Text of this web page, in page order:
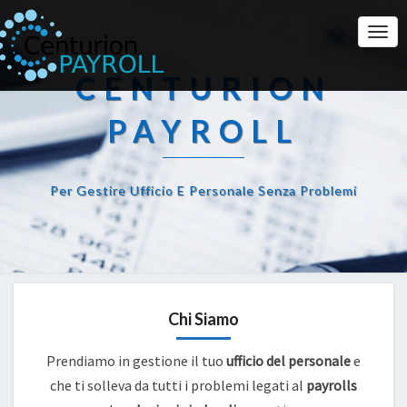
CENTURION
PAYROLL
Per Gestire Ufficio E Personale Senza Problemi
Chi Siamo
Prendiamo in gestione il tuo ufficio del personalee
che ti solleva da tutti i problemi legati al payrolls